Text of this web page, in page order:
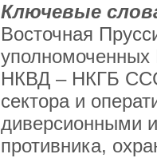
Ключевые
Восточная
НКВД – НКГБ
сектора и
диверсионными
противника,